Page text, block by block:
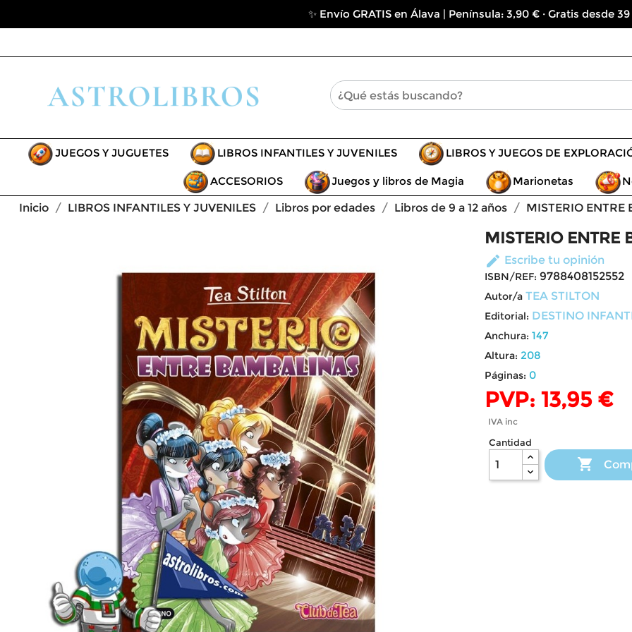
✨ Envío GRATIS en Álava | Península: 3,90 € · Gratis desde
JUEGOS Y JUGUETES LIBROS INFANTILES Y JUVENILES LIBROS Y JUEGOS DE
ACCESORIOS Juegos y libros de Magia Marionetas
Inicio
LIBROS INFANTILES Y JUVENILES Libros por edades Libros de 9 a 12 años MISTERIO ENTRE
MISTERIO ENTRE
edit Escribe tu opinión
ISBN/REF: 9788408152552
Autor/a TEA STILTON
Editorial: DESTINO
Anchura: 147
Altura: 208
Páginas: 0
PVP: 13,95 €
IVA inc
Cantidad
